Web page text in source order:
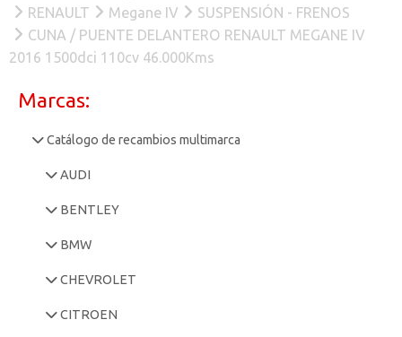
RENAULT
Megane IV
SUSPENSIÓN - FRENOS
CUNA / PUENTE DELANTERO RENAULT MEGANE IV
2016 1500dci 110cv 46.000Kms
Marcas:
Catálogo de recambios multimarca
AUDI
BENTLEY
BMW
CHEVROLET
CITROEN